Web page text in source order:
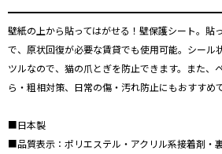
壁紙の上から貼ってはがせる！壁保護シート。貼
で、原状回復が必要な賃貸でも使用可能。シール
ツルなので、猫の爪とぎを防止できます。また、
ら・粗相対策、日常の傷・汚れ防止にもおすすめ
■日本製
■品質表示：ポリエステル・アクリル系接着剤・